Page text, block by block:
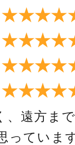
、遠方ま
っていま